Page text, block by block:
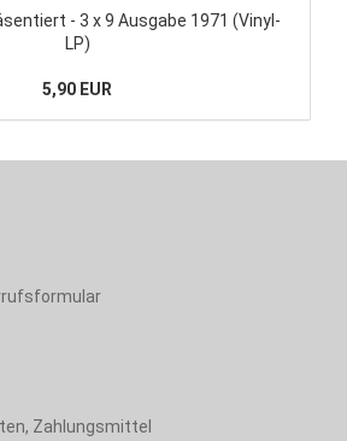
- 3 x 9 Ausgabe 1971 (Vinyl-
LP)
5,90 EUR
Zahlungsmittel